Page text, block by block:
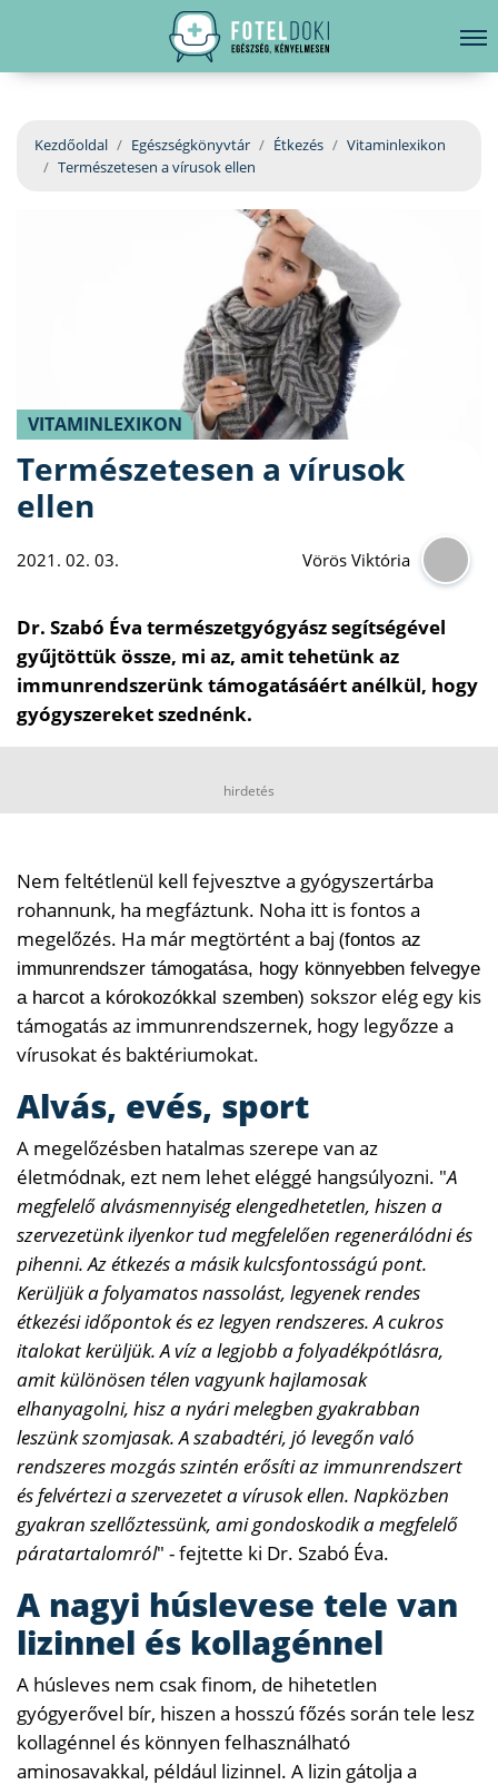
EGÉSZSÉGKÖNYVTÁR
hirdetés
Kezdőoldal Egészségkönyvtár Étkezés
Vitaminlexikon
Természetesen a vírusok ellen
VITAMINLEXIKON
Természetesen a vírusok
ellen
2021. 02. 03. Vörös Viktória
Dr. Szabó Éva természetgyógyász segítségével
gyűjtöttük össze, mi az, amit tehetünk az
immunrendszerünk támogatásáért anélkül, hogy
gyógyszereket szednénk.
hirdetés
Nem feltétlenül kell fejvesztve a gyógyszertárba
rohannunk, ha megfáztunk. Noha itt is fontos a
megelőzés. Ha már megtörtént a baj (fontos az
immunrendszer támogatása, hogy könnyebben felvegye
a harcot a kórokozókkal szemben) sokszor elég egy kis
támogatás az immunrendszernek, hogy legyőzze a
vírusokat és baktériumokat.
Alvás, evés, sport
A megelőzésben hatalmas szerepe van az
életmódnak, ezt nem lehet eléggé hangsúlyozni. "A
megfelelő alvásmennyiség elengedhetetlen, hiszen a
szervezetünk ilyenkor tud megfelelően regenerálódni és
pihenni. Az étkezés a másik kulcsfontosságú pont.
Kerüljük a folyamatos nassolást, legyenek rendes
étkezési időpontok és ez legyen rendszeres. A cukros
italokat kerüljük. A víz a legjobb a folyadékpótlásra,
amit különösen télen vagyunk hajlamosak
elhanyagolni, hisz a nyári melegben gyakrabban
leszünk szomjasak. A szabadtéri, jó levegőn való
rendszeres mozgás szintén erősíti az immunrendszert
és felvértezi a szervezetet a vírusok ellen. Napközben
gyakran szellőztessünk, ami gondoskodik a megfelelő
páratartalomról" - fejtette ki Dr. Szabó Éva.
A nagyi húslevese tele van
lizinnel és kollagénnel
A húsleves nem csak finom, de hihetetlen
gyógyerővel bír, hiszen a hosszú főzés során tele lesz
kollagénnel és könnyen felhasználható
aminosavakkal, például lizinnel. A lizin gátolja a